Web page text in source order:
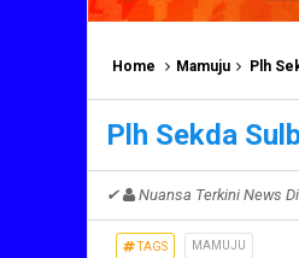
Home Mamuju Plh
Plh Sekda
✔ Nuansa Terkini News
TAGS MAMUJU